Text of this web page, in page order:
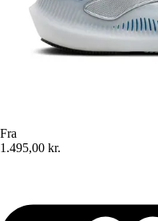
Fra
1.495,00 kr.